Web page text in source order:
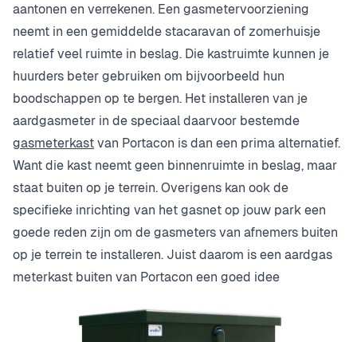
aantonen en verrekenen. Een gasmetervoorziening
neemt in een gemiddelde stacaravan of zomerhuisje
relatief veel ruimte in beslag. Die kastruimte kunnen je
huurders beter gebruiken om bijvoorbeeld hun
boodschappen op te bergen. Het installeren van je
aardgasmeter in de speciaal daarvoor bestemde
gasmeterkastvan Portacon is dan een prima alternatief.
Want die kast neemt geen binnenruimte in beslag, maar
staat buiten op je terrein. Overigens kan ook de
specifieke inrichting van het gasnet op jouw park een
goede reden zijn om de gasmeters van afnemers buiten
op je terrein te installeren. Juist daarom is een aardgas
meterkast buiten van Portacon een goed idee